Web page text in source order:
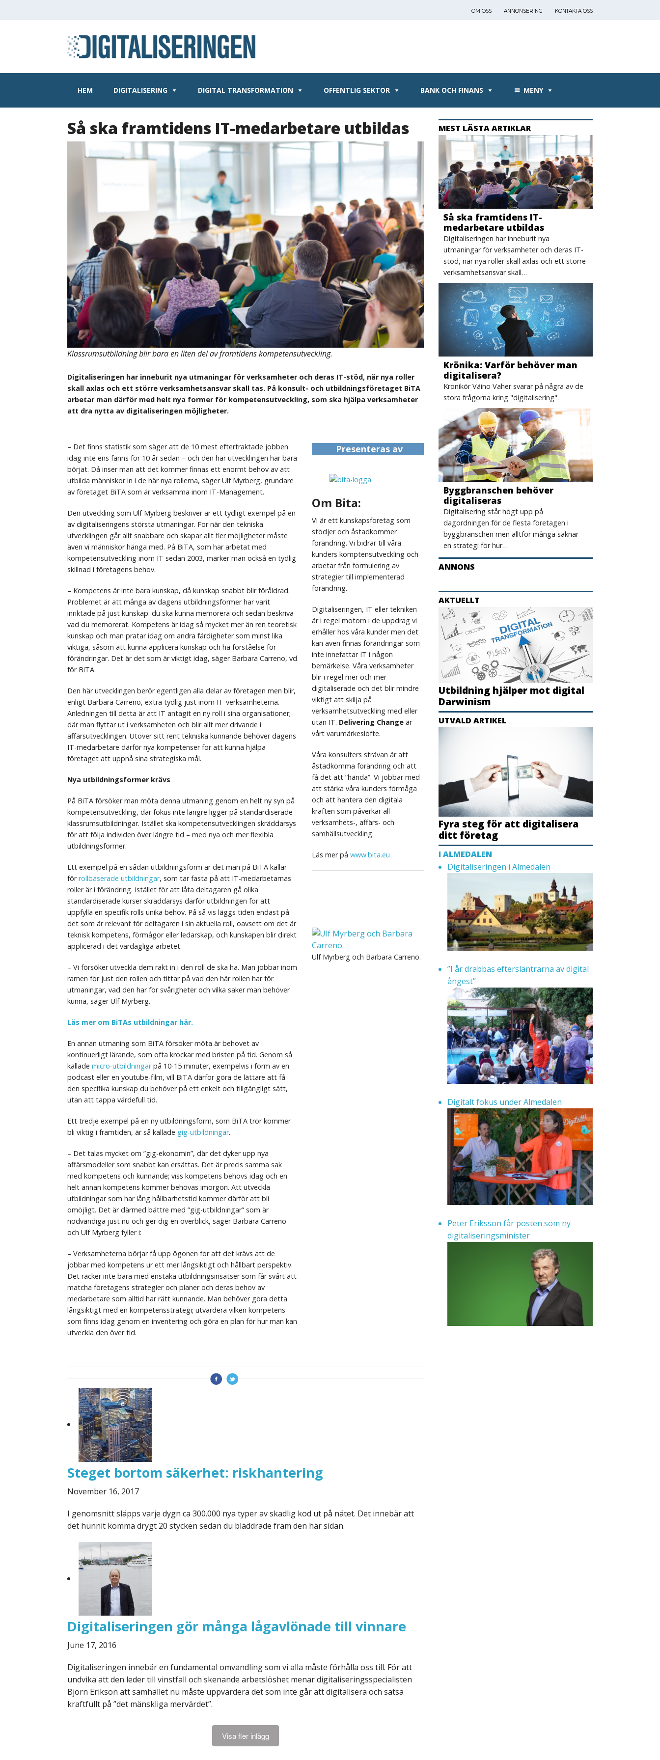
OM OSS ANNONSERING KONTAKTA OSS
HEM DIGITALISERING DIGITAL TRANSFORMATION OFFENTLIG SEKTOR BANK OCH FINANS MENY
Så ska framtidens IT-medarbetare utbildas
Klassrumsutbildning blir bara en liten del av framtidens kompetensutveckling.
Digitaliseringen har inneburit nya utmaningar för verksamheter och deras IT-stöd, när nya roller
skall axlas och ett större verksamhetsansvar skall tas. På konsult- och utbildningsföretaget BiTA
arbetar man därför med helt nya former för kompetensutveckling, som ska hjälpa verksamheter
att dra nytta av digitaliseringen möjligheter.
– Det finns statistik som säger att de 10 mest eftertraktade jobben
idag inte ens fanns för 10 år sedan – och den här utvecklingen har bara
börjat. Då inser man att det kommer finnas ett enormt behov av att
utbilda människor in i de här nya rollerna, säger Ulf Myrberg, grundare
av företaget BiTA som är verksamma inom IT-Management.
Den utveckling som Ulf Myrberg beskriver är ett tydligt exempel på en
av digitaliseringens största utmaningar. För när den tekniska
utvecklingen går allt snabbare och skapar allt fler möjligheter måste
även vi människor hänga med. På BiTA, som har arbetat med
kompetensutveckling inom IT sedan 2003, märker man också en tydlig
skillnad i företagens behov.
– Kompetens är inte bara kunskap, då kunskap snabbt blir föråldrad.
Problemet är att många av dagens utbildningsformer har varit
inriktade på just kunskap: du ska kunna memorera och sedan beskriva
vad du memorerat. Kompetens är idag så mycket mer än ren teoretisk
kunskap och man pratar idag om andra färdigheter som minst lika
viktiga, såsom att kunna applicera kunskap och ha förståelse för
förändringar. Det är det som är viktigt idag, säger Barbara Carreno, vd
för BiTA.
Den här utvecklingen berör egentligen alla delar av företagen men blir,
enligt Barbara Carreno, extra tydlig just inom IT-verksamheterna.
Anledningen till detta är att IT antagit en ny roll i sina organisationer;
där man flyttar ut i verksamheten och blir allt mer drivande i
affärsutvecklingen. Utöver sitt rent tekniska kunnande behöver dagens
IT-medarbetare därför nya kompetenser för att kunna hjälpa
företaget att uppnå sina strategiska mål.
Nya utbildningsformer krävs
På BiTA försöker man möta denna utmaning genom en helt ny syn på
kompetensutveckling, där fokus inte längre ligger på standardiserade
klassrumsutbildningar. Istället ska kompetensutvecklingen skräddarsys
för att följa individen över längre tid – med nya och mer flexibla
utbildningsformer.
Ett exempel på en sådan utbildningsform är det man på BiTA kallar
förrollbaserade utbildningar, som tar fasta på att IT-medarbetarnas
roller är i förändring. Istället för att låta deltagaren gå olika
standardiserade kurser skräddarsys därför utbildningen för att
uppfylla en specifik rolls unika behov. På så vis läggs tiden endast på
det som är relevant för deltagaren i sin aktuella roll, oavsett om det är
teknisk kompetens, förmågor eller ledarskap, och kunskapen blir direkt
applicerad i det vardagliga arbetet.
– Vi försöker utveckla dem rakt in i den roll de ska ha. Man jobbar inom
ramen för just den rollen och tittar på vad den här rollen har för
utmaningar, vad den har för svårigheter och vilka saker man behöver
kunna, säger Ulf Myrberg.
Läs mer om BiTAs utbildningar här.
En annan utmaning som BiTA försöker möta är behovet av
kontinuerligt lärande, som ofta krockar med bristen på tid. Genom så
kallade micro-utbildningarpå 10-15 minuter, exempelvis i form av en
podcast eller en youtube-film, vill BiTA därför göra de lättare att få
den specifika kunskap du behöver på ett enkelt och tillgängligt sätt,
utan att tappa värdefull tid.
Ett tredje exempel på en ny utbildningsform, som BiTA tror kommer
bli viktig i framtiden, är så kallade gig-utbildningar.
– Det talas mycket om ”gig-ekonomin”, där det dyker upp nya
affärsmodeller som snabbt kan ersättas. Det är precis samma sak
med kompetens och kunnande; viss kompetens behövs idag och en
helt annan kompetens kommer behövas imorgon. Att utveckla
utbildningar som har lång hållbarhetstid kommer därför att bli
omöjligt. Det är därmed bättre med ”gig-utbildningar” som är
nödvändiga just nu och ger dig en överblick, säger Barbara Carreno
och Ulf Myrberg fyller i:
– Verksamheterna börjar få upp ögonen för att det krävs att de
jobbar med kompetens ur ett mer långsiktigt och hållbart perspektiv.
Det räcker inte bara med enstaka utbildningsinsatser som får svårt att
matcha företagens strategier och planer och deras behov av
medarbetare som alltid har rätt kunnande. Man behöver göra detta
långsiktigt med en kompetensstrategi; utvärdera vilken kompetens
som finns idag genom en inventering och göra en plan för hur man kan
utveckla den över tid.
Presenteras av
Om Bita:
Vi är ett kunskapsföretag som
stödjer och åstadkommer
förändring. Vi bidrar till våra
kunders komptensutveckling och
arbetar från formulering av
strategier till implementerad
förändring.
Digitaliseringen, IT eller tekniken
är i regel motorn i de uppdrag vi
erhåller hos våra kunder men det
kan även finnas förändringar som
inte innefattar IT i någon
bemärkelse. Våra verksamheter
blir i regel mer och mer
digitaliserade och det blir mindre
viktigt att skilja på
verksamhetsutveckling med eller
utan IT. Delivering Change är
vårt varumärkeslöfte.
Våra konsulters strävan är att
åstadkomma förändring och att
få det att ”hända”. Vi jobbar med
att stärka våra kunders förmåga
och att hantera den digitala
kraften som påverkar all
verksamhets-, affärs- och
samhällsutveckling.
Läs mer påwww.bita.eu
Ulf Myrberg och Barbara Carreno.
Steget bortom säkerhet: riskhantering
November 16, 2017
I genomsnitt släpps varje dygn ca 300.000 nya typer av skadlig kod ut på nätet. Det innebär att
det hunnit komma drygt 20 stycken sedan du bläddrade fram den här sidan.
Digitaliseringen gör många lågavlönade till vinnare
June 17, 2016
Digitaliseringen innebär en fundamental omvandling som vi alla måste förhålla oss till. För att
undvika att den leder till vinstfall och skenande arbetslöshet menar digitaliseringsspecialisten
Björn Erikson att samhället nu måste uppvärdera det som inte går att digitalisera och satsa
kraftfullt på ”det mänskliga mervärdet”.
Visa fler inlägg
MEST LÄSTA ARTIKLAR
Så ska framtidens IT-
medarbetare utbildas
Digitaliseringen har inneburit nya
utmaningar för verksamheter och deras IT-
stöd, när nya roller skall axlas och ett större
verksamhetsansvar skall…
Krönika: Varför behöver man
digitalisera?
Krönikör Väino Vaher svarar på några av de
stora frågorna kring "digitalisering".
Byggbranschen behöver
digitaliseras
Digitalisering står högt upp på
dagordningen för de flesta företagen i
byggbranschen men alltför många saknar
en strategi för hur…
ANNONS
AKTUELLT
Utbildning hjälper mot digital
Darwinism
UTVALD ARTIKEL
Fyra steg för att digitalisera
ditt företag
I ALMEDALEN
Digitaliseringen i Almedalen
”I år drabbas eftersläntrarna av digital
ångest”
Digitalt fokus under Almedalen
Peter Eriksson får posten som ny
digitaliseringsminister